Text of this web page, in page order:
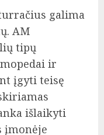
galima
AM
tipų
ir
įgyti teisę
išlaikyti
įmonėje